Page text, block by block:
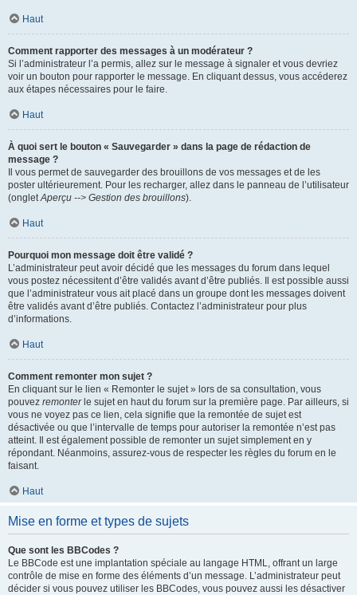
Haut
Comment rapporter des messages à un modérateur ?
Si l’administrateur l’a permis, allez sur le message à signaler et vous devriez
voir un bouton pour rapporter le message. En cliquant dessus, vous accéderez
aux étapes nécessaires pour le faire.
Haut
À quoi sert le bouton « Sauvegarder » dans la page de rédaction de
message ?
Il vous permet de sauvegarder des brouillons de vos messages et de les
poster ultérieurement. Pour les recharger, allez dans le panneau de l’utilisateur
(ongletAperçu --> Gestion des brouillons).
Haut
Pourquoi mon message doit être validé ?
L’administrateur peut avoir décidé que les messages du forum dans lequel
vous postez nécessitent d’être validés avant d’être publiés. Il est possible aussi
que l’administrateur vous ait placé dans un groupe dont les messages doivent
être validés avant d’être publiés. Contactez l’administrateur pour plus
d’informations.
Haut
Comment remonter mon sujet ?
En cliquant sur le lien « Remonter le sujet » lors de sa consultation, vous
pouvez remonterle sujet en haut du forum sur la première page. Par ailleurs, si
vous ne voyez pas ce lien, cela signifie que la remontée de sujet est
désactivée ou que l’intervalle de temps pour autoriser la remontée n’est pas
atteint. Il est également possible de remonter un sujet simplement en y
répondant. Néanmoins, assurez-vous de respecter les règles du forum en le
faisant.
Haut
Mise en forme et types de sujets
Que sont les BBCodes ?
Le BBCode est une implantation spéciale au langage HTML, offrant un large
contrôle de mise en forme des éléments d’un message. L’administrateur peut
décider si vous pouvez utiliser les BBCodes, vous pouvez aussi les désactiver